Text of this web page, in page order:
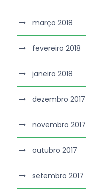
março 2018
fevereiro 2018
janeiro 2018
dezembro 2017
novembro 2017
outubro 2017
setembro 2017